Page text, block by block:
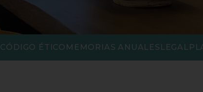
CÓDIGO ÉTICO MEMORIAS ANUALES LEGAL